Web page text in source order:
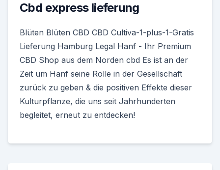
Cbd express lieferung
Blüten Blüten CBD CBD Cultiva-1-plus-1-Gratis
Lieferung Hamburg Legal Hanf - Ihr Premium
CBD Shop aus dem Norden cbd Es ist an der
Zeit um Hanf seine Rolle in der Gesellschaft
zurück zu geben & die positiven Effekte dieser
Kulturpflanze, die uns seit Jahrhunderten
begleitet, erneut zu entdecken!